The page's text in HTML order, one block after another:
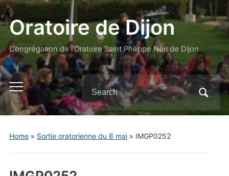
Oratoire de Dijon
Congrégation de l'Oratoire Saint Philippe Néri de Dijon
Toggle
mobile
menu
Search
for:
Home» Sortie oratorienne du 8 mai» IMGP0252